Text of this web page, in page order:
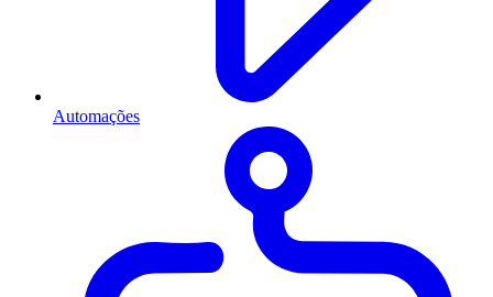
Automações